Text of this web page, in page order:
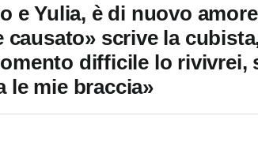
e Yulia, è di nuovo
scrive la
difficile lo rivivrei,
le mie braccia»